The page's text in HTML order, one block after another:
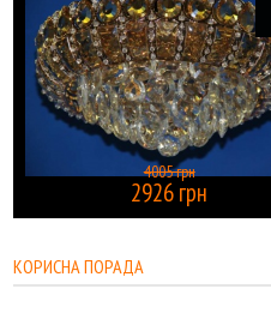
4005 грн
2926 грн
КОРИСНА ПОРАДА